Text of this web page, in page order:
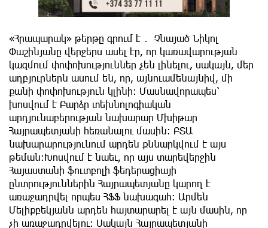
«Հրապարակ» թերթը գրում է ․ Չնայած Նիկոլ
Փաշինյանը վերջերս ասել էր, որ կառավարության
կազմում փոփոխություններ չեն լինելու, սակայն, մեր
աղբյուրներն ասում են, որ, այնուամենայնիվ, մի
քանի փոփոխություն կլինի: Մասնավորապես՝
խոսվում է Բարձր տեխնոլոգիական
արդյունաբերության նախարար Մխիթար
Հայրապետյանի հեռանալու մասին: ԲՏԱ
նախարարությունում արդեն քննարկվում է այս
թեման:Խոսվում է նաեւ, որ այս տարեվերջին
Հայաստանի ֆուտբոլի ֆեդերացիայի
ընտրություններին Հայրապետյանը կարող է
առաջադրվել որպես ՀՖՖ նախագահ: Արմեն
Մելիքբեկյանն արդեն հայտարարել է այն մասին, որ
չի առաջադրվելու: Սակայն Հայրապետյանի